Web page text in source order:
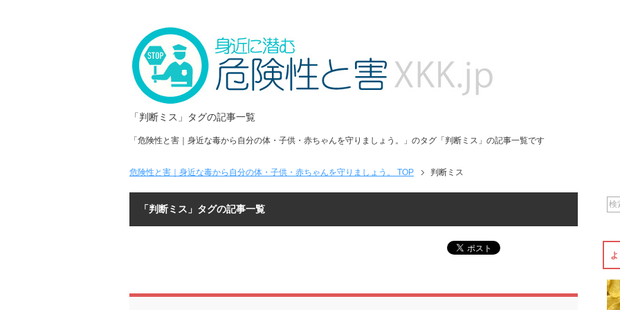
「判断ミス」タグの記事一覧
「危険性と害｜身近な毒から自分の体・子供・赤ちゃんを守りましょう。」のタグ「判断ミス」の記事一覧です
危険性と害｜身近な毒から自分の体・子供・赤ちゃんを守りましょう。 TOP 判断ミス
「判断ミス」タグの記事一覧